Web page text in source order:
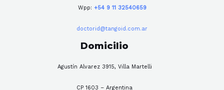
Wpp: +54 9 11 32540659
doctorid@tangoid.com.ar
Domicilio
Agustín Alvarez 3915, Villa Martelli
CP 1603 – Argentina